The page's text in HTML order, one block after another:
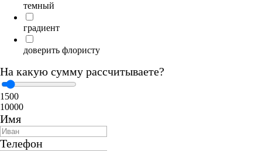
темный
градиент
доверить флористу
На какую сумму рассчитываете?
1500
10000
Имя
Телефон